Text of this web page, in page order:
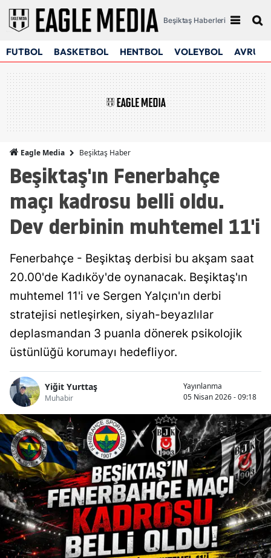
Beşiktaş Haberleri
FUTBOL BASKETBOL HENTBOL VOLEYBOL
Eagle Media Beşiktaş Haber
Beşiktaş'ın Fenerbahçe
maçı kadrosu belli oldu.
Dev derbinin muhtemel 11'i
Fenerbahçe - Beşiktaş derbisi bu akşam saat
20.00'de Kadıköy'de oynanacak. Beşiktaş'ın
muhtemel 11'i ve Sergen Yalçın'ın derbi
stratejisi netleşirken, siyah-beyazlılar
deplasmandan 3 puanla dönerek psikolojik
üstünlüğü korumayı hedefliyor.
Yiğit Yurttaş
Muhabir
Yayınlanma
05 Nisan 2026 - 09:18